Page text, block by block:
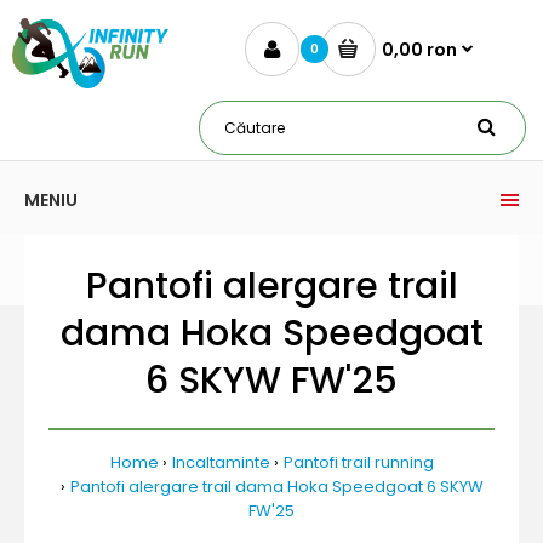
0 0,00 ron
MENIU
Pantofi alergare trail
dama Hoka Speedgoat
6 SKYW FW'25
Home Incaltaminte
Pantofi trail running
Pantofi alergare trail dama Hoka Speedgoat 6 SKYW
FW'25